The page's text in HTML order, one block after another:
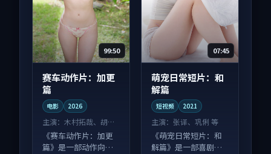
99:50
赛车动作片：加更
篇
电影 2026
主演： 木村拓哉、胡歌
等
《赛车动作片：加更
篇》是一部动作向电
07:45
萌宠日常短片：和
解篇
短视频 2021
主演： 张译、巩俐 等
《萌宠日常短片：和
解篇》是一部喜剧向